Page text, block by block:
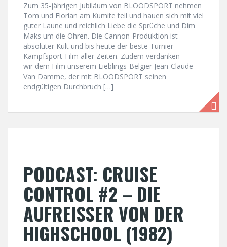
Zum 35-jährigen Jubiläum von BLOODSPORT nehmen
Tom und Florian am Kumite teil und hauen sich mit viel
guter Laune und reichlich Liebe die Sprüche und Dim
Maks um die Ohren. Die Cannon-Produktion ist
absoluter Kult und bis heute der beste Turnier-
Kampfsport-Film aller Zeiten. Zudem verdanken
wir dem Film unserem Lieblings-Belgier Jean-Claude
Van Damme, der mit BLOODSPORT seinen
endgültigen Durchbruch […]
PODCAST: CRUISE
CONTROL #2 – DIE
AUFREISSER VON DER
HIGHSCHOOL (1982)